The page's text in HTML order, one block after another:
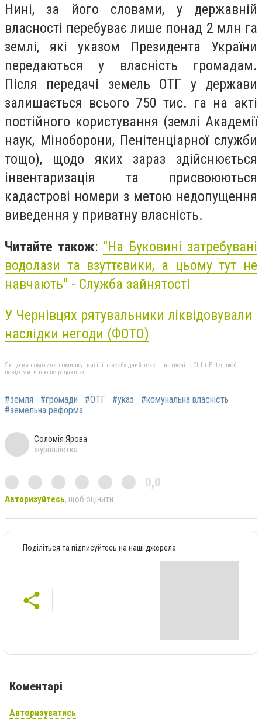
Нині, за його словами, у державній
власності перебуває лише понад 2 млн га
землі, які указом Президента України
передаються у власність громадам.
Після передачі земель ОТГ у держави
залишається всього 750 тис. га на акті
постійного користування (землі Академії
наук, Міноборони, Пенітенціарної служби
тощо), щодо яких зараз здійснюється
інвентаризація та присвоюються
кадастрові номери з метою недопущення
виведення у приватну власність.
Читайте також: "На Буковині затребувані
водолази та взуттєвики, а цьому тут не
навчають" - Служба зайнятості
У Чернівцях рятувальники ліквідовували
наслідки негоди (ФОТО)
Якщо ви помітили помилку, виділіть необхідний текст і натисніть Ctrl + Enter, щоб
повідомити про це редакцію
#земля #громади #ОТГ #указ
#комунальна власність
#земельна реформа
Соломія Ярова
журналістка
0,0
Авторизуйтесь, щоб оцінити
Поділіться та підписуйтесь на наші джерела
Коментарі
Авторизуватись